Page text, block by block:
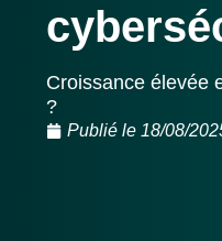
Croissance élevée
?
Publié le 18/08/